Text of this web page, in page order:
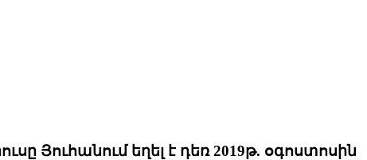
Յուհանում եղել է դեռ 2019թ. օգոստոսին